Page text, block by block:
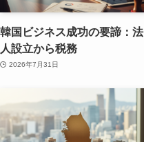
韓国ビジネス成功の要諦：法
人設立から税務
2026年7月31日